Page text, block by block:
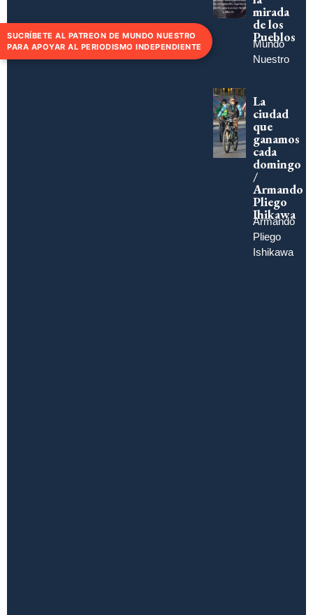
mirada
de los
Pueblos
Mundo
Nuestro
La
ciudad
que
ganamos
cada
domingo
/
Armando
Pliego
Ihikawa
Armando
Pliego
Ishikawa
SUCRÍBETE AL PATREON DE MUNDO NUESTRO
PARA APOYAR AL PERIODISMO INDEPENDIENTE